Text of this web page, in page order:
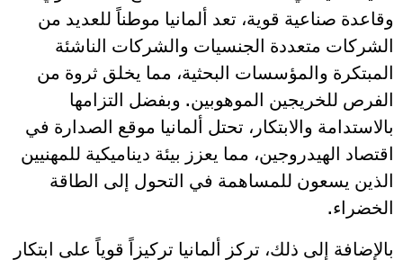
وقاعدة صناعية قوية، تعد ألمانيا موطناً للعديد من
الشركات متعددة الجنسيات والشركات الناشئة
المبتكرة والمؤسسات البحثية، مما يخلق ثروة من
الفرص للخريجين الموهوبين. وبفضل التزامها
بالاستدامة والابتكار، تحتل ألمانيا موقع الصدارة في
اقتصاد الهيدروجين، مما يعزز بيئة ديناميكية للمهنيين
الذين يسعون للمساهمة في التحول إلى الطاقة
الخضراء.
بالإضافة إلى ذلك، تركز ألمانيا تركيزاً قوياً على ابتكار